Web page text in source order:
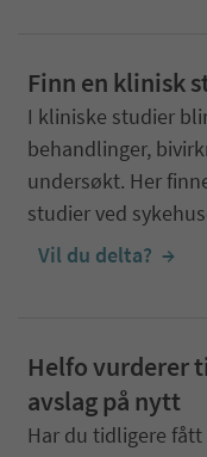
Finn en klinisk
I kliniske studier
behandlinger,
undersøkt. Her
studier ved
Vil du delta?
  →
Helfo vurderer
avslag på nytt
Har du tidligere fått